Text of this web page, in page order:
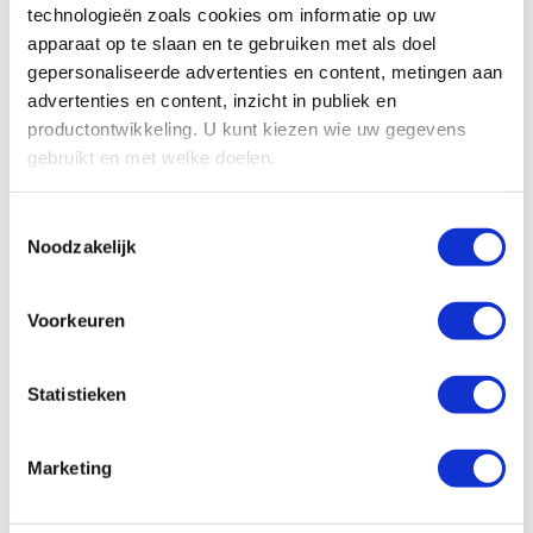
technologieën zoals cookies om informatie op uw
apparaat op te slaan en te gebruiken met als doel
gepersonaliseerde advertenties en content, metingen aan
advertenties en content, inzicht in publiek en
productontwikkeling. U kunt kiezen wie uw gegevens
gebruikt en met welke doelen.
Informatie verzamelen over uw geografische
Uw apparaat identificeren door het actief te
scannen op specifieke eigenschappen (fingerprinting)
verwerkt en stel uw voorkeuren in het
detailgedeelte
in.
Noodzakelijk
Voorkeuren
Statistieken
Marketing